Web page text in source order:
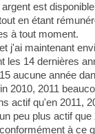
est
en étant
à tout moment.
j'ai maintenant
les 14 dernières
aucune année
2010, 2011
actif qu'en 2011,
peu plus actif que
à ce